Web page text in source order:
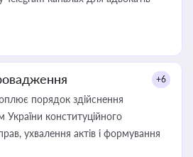
+6
порядок здійснення
конституційного
ухвалення актів і формування